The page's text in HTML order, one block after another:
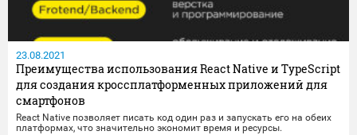
23.08.2021
Преимущества использования React Native и TypeScript
для создания кроссплатформенных приложений для
смартфонов
React Native позволяет писать код один раз и запускать его на обеих
платформах, что значительно экономит время и ресурсы.